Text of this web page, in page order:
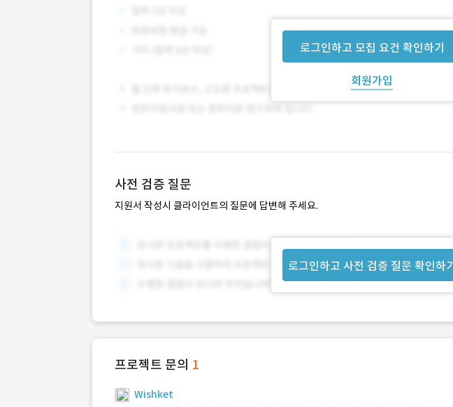
로그인하고 모집 요건 확인하기
회원가입
사전 검증 질문
지원서 작성시 클라이언트의 질문에 답변해 주세요.
로그인하고 사전 검증 질문 확인하기
프로젝트 문의 1
Wishket